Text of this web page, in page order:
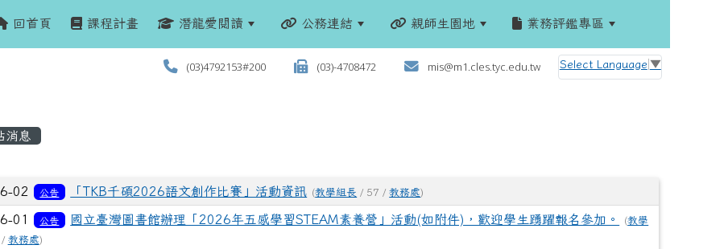
回首頁 課程計畫 潛龍愛閱讀 公務連結 親師生園地 業務評鑑專區
(03)4792153#200 (03)-4708472 mis@m1.cles.tyc.edu.tw Select Language ▼
息
表
02 公告 「TKB千碩2026語文創作比賽」活動資訊 (教學組長 / 57 /教務處)
01 公告 國立臺灣圖書館辦理「2026年五感學習STEAM素養營」活動(如附件)，歡迎學生踴躍報名參加。 (教學
/ 教務處)